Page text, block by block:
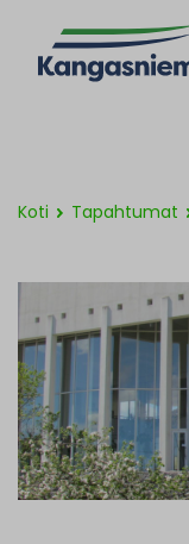
Koti Tapahtumat